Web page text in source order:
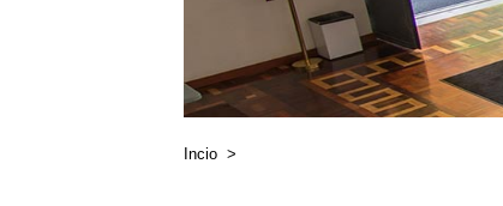
Incio >